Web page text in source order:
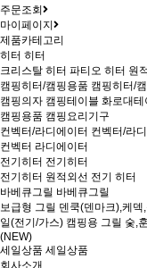
주문조회
마이페이지
제품카테고리
히터 히터
크리스탈 히터 파티오 히터 원
캠핑히터/캠핑용품 캠핑히터/
캠핑의자 캠핑테이블 화로대테
캠핑용품 캠핑요리기구
컨벡터/라디에이터 컨벡터/라
컨벡터 라디에이터
전기히터 전기히터
전기히터 원적외선 전기 히터
바베큐그릴 바베큐그릴
보급형 그릴 덴쿡(덴마크),케덱
일(전기/가스) 캠핑용 그릴 숯,
(NEW)
세일상품 세일상품
회사소개